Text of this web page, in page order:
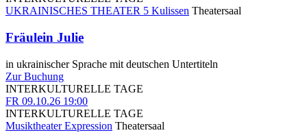
UKRAINISCHES THEATER 5 Kulissen Theatersaal
Fräulein Julie
in ukrainischer Sprache mit deutschen Untertiteln
Zur Buchung
INTERKULTURELLE TAGE
FR 09.10.26 19:00
INTERKULTURELLE TAGE
Musiktheater Expression Theatersaal